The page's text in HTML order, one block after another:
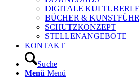
DIGITALE
BÜCHER &
SCHUTZKONZEPT
STELLENANGEBOTE
KONTAKT
Suche
Menü Menü